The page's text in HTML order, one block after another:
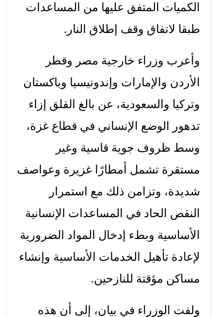
الكميات المتفق عليها من المساعدات
طبقا لاتفاق وقف إطلاق النار.
وأعرب وزراء خارجية مصر وقطر
الأردن والإمارات وإندونيسيا وباكستان
وتركيا والسعودية، عن بالغ القلق إزاء
تدهور الوضع الإنساني في قطاع غزة،
وسط ظروف جوية قاسية وغير
مستقرة تشمل أمطارًا غزيرة وعواصف
شديدة، وتزامن ذلك مع استمرار
النقص الحاد في المساعدات الإنسانية
الأساسية وبطء إدخال المواد الضرورية
لإعادة تأهيل الخدمات الأساسية وإنشاء
مساكن مؤقتة للنازحين.
ولفت الوزراء في بيان، إلى أن هذه